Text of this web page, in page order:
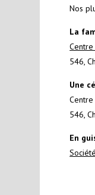
Nos
La
546,
Une
546,
En